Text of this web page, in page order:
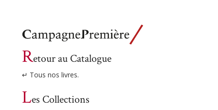
Retour au Catalogue
↵ Tous nos livres.
Les Collections